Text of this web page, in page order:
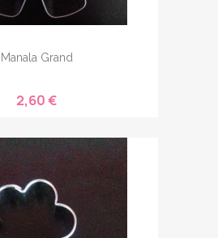
Manala Grand
2,60 €